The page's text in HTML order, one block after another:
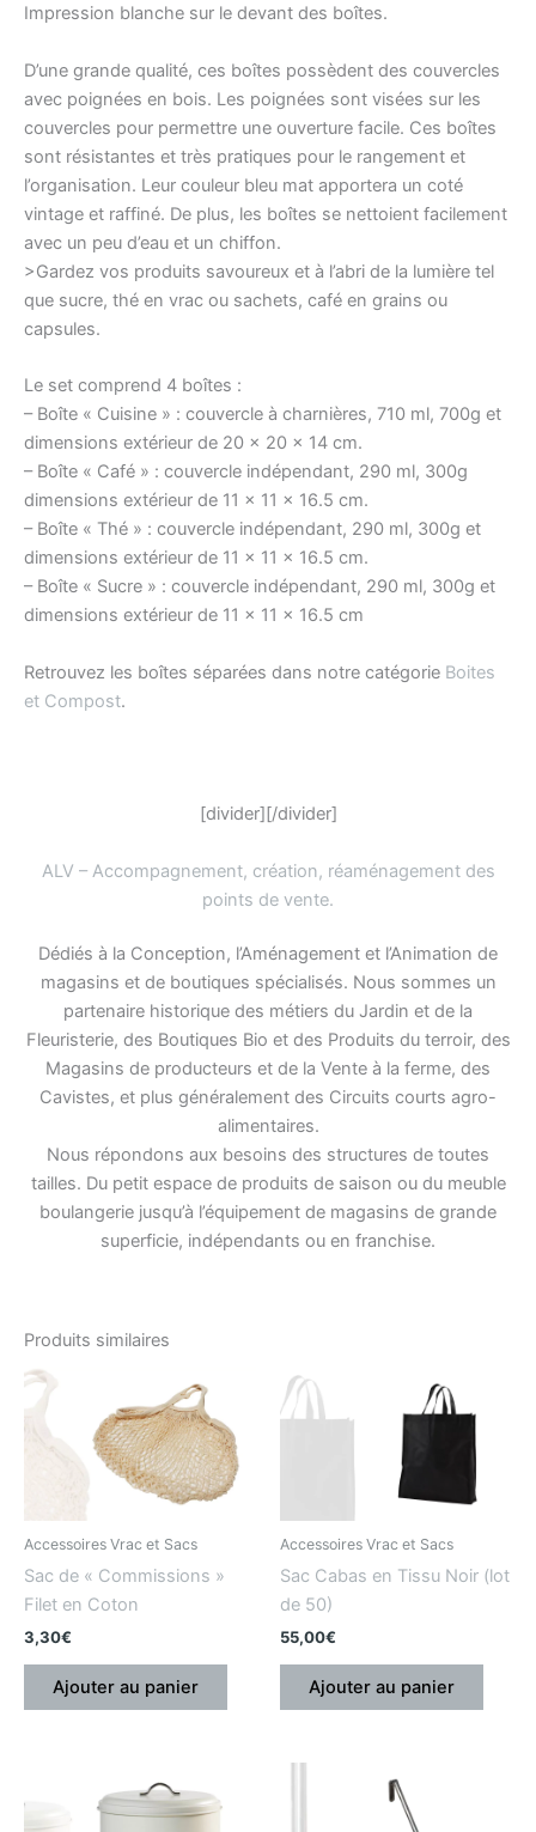
Impression blanche sur le devant des boîtes.
D’une grande qualité, ces boîtes possèdent des couvercles
avec poignées en bois. Les poignées sont visées sur les
couvercles pour permettre une ouverture facile. Ces boîtes
sont résistantes et très pratiques pour le rangement et
l’organisation. Leur couleur bleu mat apportera un coté
vintage et raffiné. De plus, les boîtes se nettoient facilement
avec un peu d’eau et un chiffon.
>Gardez vos produits savoureux et à l’abri de la lumière tel
que sucre, thé en vrac ou sachets, café en grains ou
capsules.
Le set comprend 4 boîtes :
– Boîte « Cuisine » : couvercle à charnières, 710 ml, 700g et
dimensions extérieur de 20 x 20 x 14 cm.
– Boîte « Café » : couvercle indépendant, 290 ml, 300g
dimensions extérieur de 11 x 11 x 16.5 cm.
– Boîte « Thé » : couvercle indépendant, 290 ml, 300g et
dimensions extérieur de 11 x 11 x 16.5 cm.
– Boîte « Sucre » : couvercle indépendant, 290 ml, 300g et
dimensions extérieur de 11 x 11 x 16.5 cm
Retrouvez les boîtes séparées dans notre catégorie Boites
et Compost.
[divider][/divider]
ALV – Accompagnement, création, réaménagement des
points de vente.
Dédiés à la Conception, l’Aménagement et l’Animation de
magasins et de boutiques spécialisés. Nous sommes un
partenaire historique des métiers du Jardin et de la
Fleuristerie, des Boutiques Bio et des Produits du terroir, des
Magasins de producteurs et de la Vente à la ferme, des
Cavistes, et plus généralement des Circuits courts agro-
alimentaires.
Nous répondons aux besoins des structures de toutes
tailles. Du petit espace de produits de saison ou du meuble
boulangerie jusqu’à l’équipement de magasins de grande
superficie, indépendants ou en franchise.
Produits similaires
Accessoires Vrac et Sacs
Sac de « Commissions »
Filet en Coton
3,30€
Ajouter au panier
Accessoires Vrac et Sacs
Sac Cabas en Tissu Noir (lot
de 50)
55,00€
Ajouter au panier